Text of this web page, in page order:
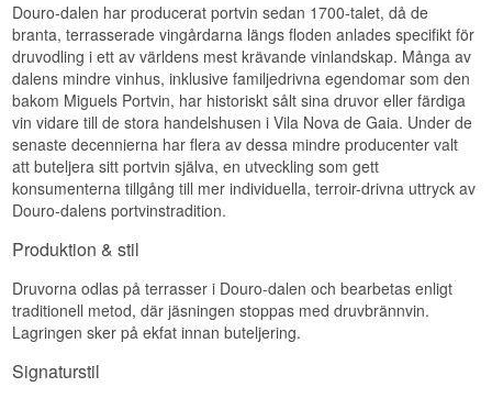
Douro-dalen har producerat portvin sedan 1700-talet, då de
branta, terrasserade vingårdarna längs floden anlades specifikt för
druvodling i ett av världens mest krävande vinlandskap. Många av
dalens mindre vinhus, inklusive familjedrivna egendomar som den
bakom Miguels Portvin, har historiskt sålt sina druvor eller färdiga
vin vidare till de stora handelshusen i Vila Nova de Gaia. Under de
senaste decennierna har flera av dessa mindre producenter valt
att buteljera sitt portvin själva, en utveckling som gett
konsumenterna tillgång till mer individuella, terroir-drivna uttryck av
Douro-dalens portvinstradition.
Produktion & stil
Druvorna odlas på terrasser i Douro-dalen och bearbetas enligt
traditionell metod, där jäsningen stoppas med druvbrännvin.
Lagringen sker på ekfat innan buteljering.
Signaturstil